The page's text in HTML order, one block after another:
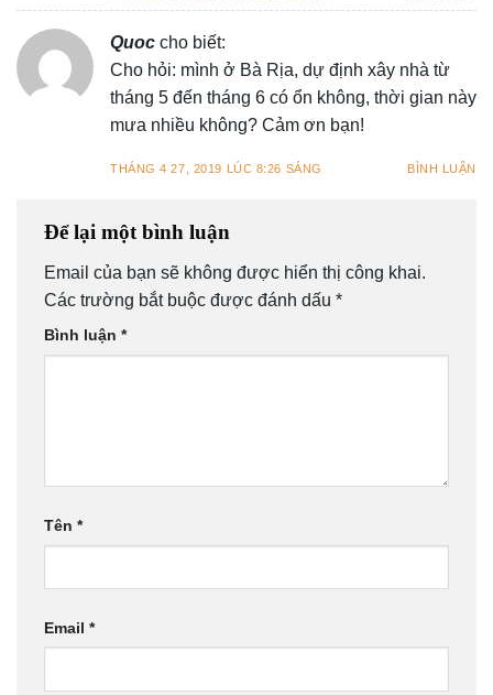
Quoc cho biết:
Cho hỏi: mình ở Bà Rịa, dự định xây nhà từ
tháng 5 đến tháng 6 có ổn không, thời gian này
mưa nhiều không? Cảm ơn bạn!
THÁNG 4 27, 2019 LÚC 8:26 SÁNG BÌNH LUẬN
Để lại một bình luận
Email của bạn sẽ không được hiển thị công khai.
Các trường bắt buộc được đánh dấu *
Bình luận *
Tên *
Email *